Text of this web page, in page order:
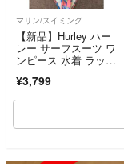
マリン/スイミング
【新品】Hurley ハー
レー サーフスーツ ワ
ンピース 水着 ラッシ
¥3,799